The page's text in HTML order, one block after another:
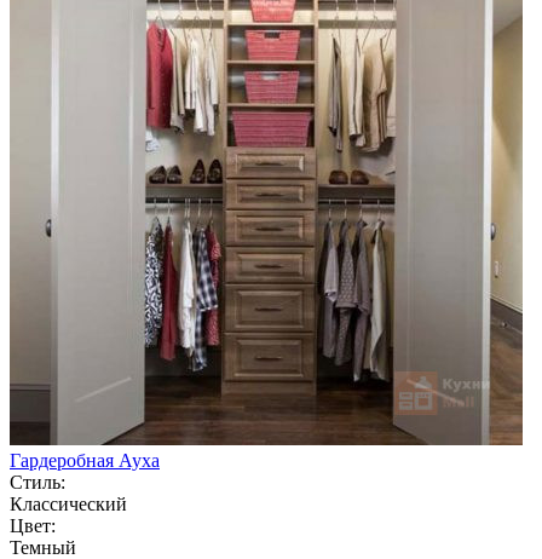
Гардеробная Ауха
Стиль:
Классический
Цвет:
Темный